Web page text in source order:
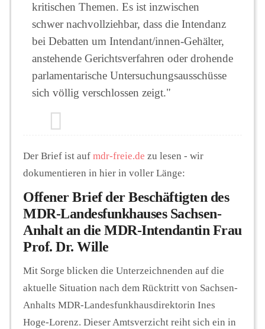
kritischen Themen. Es ist inzwischen
schwer nachvollziehbar, dass die Intendanz
bei Debatten um Intendant/innen-Gehälter,
anstehende Gerichtsverfahren oder drohende
parlamentarische Untersuchungsausschüsse
sich völlig verschlossen zeigt."
Der Brief ist auf mdr-freie.de zu lesen - wir
dokumentieren in hier in voller Länge:
Offener Brief der Beschäftigten des
MDR-Landesfunkhauses Sachsen-
Anhalt an die MDR-Intendantin Frau
Prof. Dr. Wille
Mit Sorge blicken die Unterzeichnenden auf die
aktuelle Situation nach dem Rücktritt von Sachsen-
Anhalts MDR-Landesfunkhausdirektorin Ines
Hoge-Lorenz. Dieser Amtsverzicht reiht sich ein in